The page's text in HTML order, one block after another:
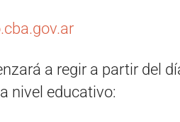
a regir a partir del
nivel educativo: